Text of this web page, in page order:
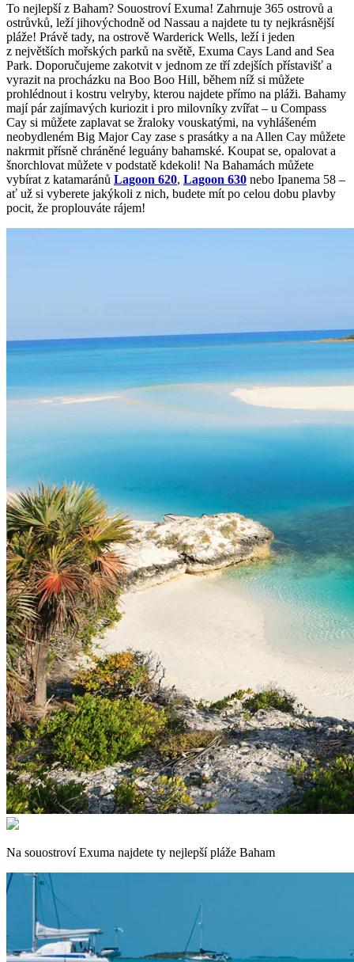
To nejlepší z Baham? Souostroví Exuma! Zahrnuje 365 ostrovů a
ostrůvků, leží jihovýchodně od Nassau a najdete tu ty nejkrásnější
pláže! Právě tady, na ostrově Warderick Wells, leží i jeden
z největších mořských parků na světě, Exuma Cays Land and Sea
Park. Doporučujeme zakotvit v jednom ze tří zdejších přístavišť a
vyrazit na procházku na Boo Boo Hill, během níž si můžete
prohlédnout i kostru velryby, kterou najdete přímo na pláži. Bahamy
mají pár zajímavých kuriozit i pro milovníky zvířat – u Compass
Cay si můžete zaplavat se žraloky vouskatými, na vyhlášeném
neobydleném Big Major Cay zase s prasátky a na Allen Cay můžete
nakrmit přísně chráněné leguány bahamské. Koupat se, opalovat a
šnorchlovat můžete v podstatě kdekoli! Na Bahamách můžete
vybírat z katamaránů Lagoon 620, Lagoon 630 nebo Ipanema 58 –
ať už si vyberete jakýkoli z nich, budete mít po celou dobu plavby
pocit, že proplouváte rájem!
Na souostroví Exuma najdete ty nejlepší pláže Baham